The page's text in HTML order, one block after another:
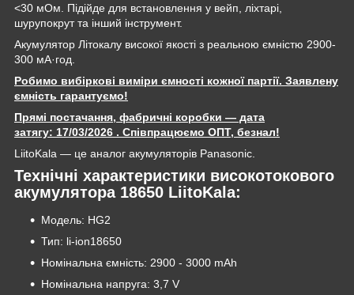
<30 мОм. Підійде для встановлення у вейп, ліхтарі,
шурупокрут та інший інструмент.
Акумулятор Літокалу високої якості з реальною ємністю 2900-
300 мА·год.
Робимо вибіркові виміри ємності кожної партії. Заявлену
ємність гарантуємо!
Прямі постачання, фабричні коробки — дата
затягу: 17/03/2026 . Співпрацюємо ОПТ, безнал!
LiitoKala — це аналог акумуляторів Panasonic.
Технічні характеристики високотокового
акумулятора 18650 LiitoKala:
Модель: HG2
Тип: li-ion18650
Номінальна ємність: 2900 - 3000 mAh
Номінальна напруга: 3,7 V